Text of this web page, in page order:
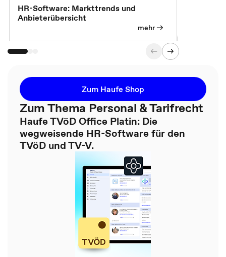
HR-Software: Markttrends und
Anbieterübersicht
mehr
Zum Haufe Shop
Zum Thema Personal & Tarifrecht
Haufe TVöD Office Platin: Die
wegweisende HR-Software für den
TVöD und TV-V.